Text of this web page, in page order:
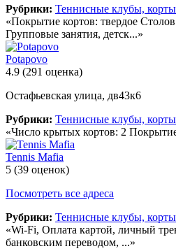
Рубрики: Теннисные клубы, корты
«Покрытие кортов: твердое
Групповые занятия, детск...»
Potapovo
4.9 (291 оценка)
Остафьевская улица, дв43к6
Рубрики: Теннисные клубы, корты
«Число крытых кортов: 2
Tennis Mafia
5 (39 оценок)
Посмотреть все адреса
Рубрики: Теннисные клубы, корты
«Wi-Fi, Оплата картой, личный
банковским переводом, ...»